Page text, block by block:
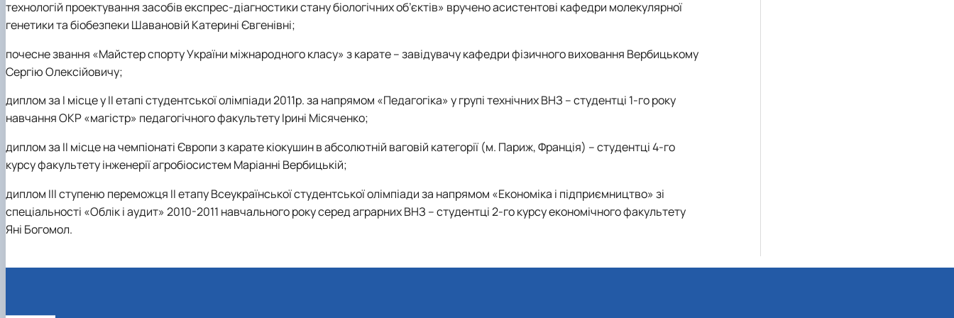
технологій проектування засобів експрес-діагностики стану біологічних об’єктів» вручено асистентові кафедри молекулярної
генетики та біобезпеки Шавановій Катерині Євгенівні;
почесне звання «Майстер спорту України міжнародного класу» з карате – завідувачу кафедри фізичного виховання Вербицькому
Сергію Олексійовичу;
диплом за І місце у ІІ етапі студентської олімпіади 2011р. за напрямом «Педагогіка» у групі технічних ВНЗ – студентці 1-го року
навчання ОКР «магістр» педагогічного факультету Ірині Місяченко;
диплом за ІІ місце на чемпіонаті Європи з карате кіокушин в абсолютній ваговій категорії (м. Париж, Франція) – студентці 4-го
курсу факультету інженерії агробіосистем Маріанні Вербицькій;
диплом ІІІ ступеню переможця ІІ етапу Всеукраїнської студентської олімпіади за напрямом «Економіка і підприємництво» зі
спеціальності «Облік і аудит» 2010-2011 навчального року серед аграрних ВНЗ – студентці 2-го курсу економічного факультету
Яні Богомол.